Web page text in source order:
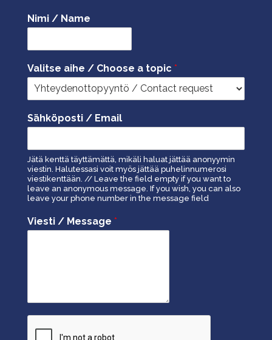
Nimi / Name
Valitse aihe / Choose a topic *
Sähköposti / Email
Jätä kenttä täyttämättä, mikäli haluat jättää anonyymin
viestin. Halutessasi voit myös jättää puhelinnumerosi
viestikenttään. // Leave the field empty if you want to
leave an anonymous message. If you wish, you can also
leave your phone number in the message field
Viesti / Message *